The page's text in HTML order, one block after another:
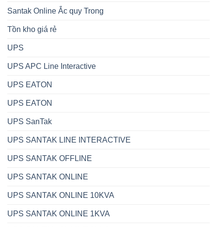
Santak Online Ắc quy Trong
Tồn kho giá rẻ
UPS
UPS APC Line Interactive
UPS EATON
UPS EATON
UPS SanTak
UPS SANTAK LINE INTERACTIVE
UPS SANTAK OFFLINE
UPS SANTAK ONLINE
UPS SANTAK ONLINE 10KVA
UPS SANTAK ONLINE 1KVA